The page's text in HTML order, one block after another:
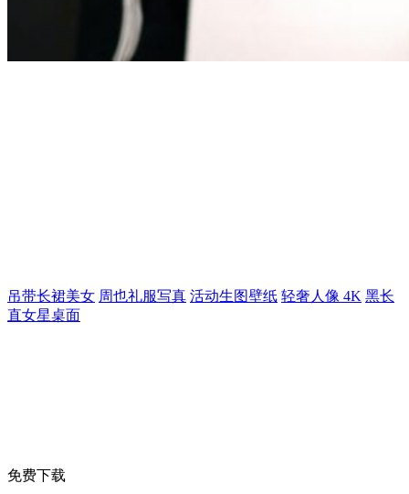
吊带长裙美女 周也礼服写真 活动生图壁纸 轻奢人像 4K 黑长
直女星桌面
免费下载